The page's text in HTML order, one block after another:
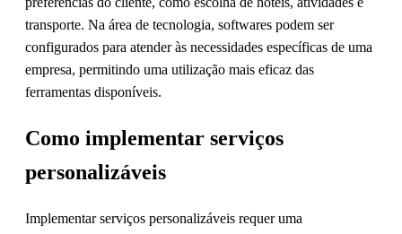
transporte. Na área de tecnologia, softwares podem ser
configurados para atender às necessidades específicas de uma
empresa, permitindo uma utilização mais eficaz das
ferramentas disponíveis.
Como implementar serviços
personalizáveis
Implementar serviços personalizáveis requer uma